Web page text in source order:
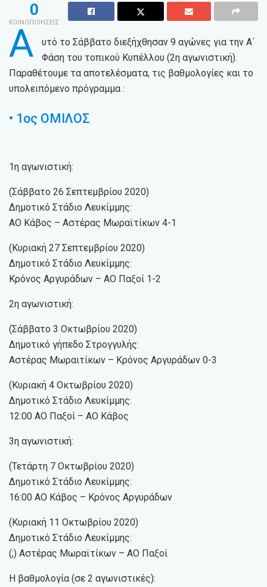
0
ΚΟΙΝΟΠΟΙΗΣΕΙΣ
Α
υτό το Σάββατο διεξήχθησαν 9 αγώνες για την Α΄
Φάση του τοπικού Κυπέλλου (2η αγωνιστική).
Παραθέτουμε τα αποτελέσματα, τις βαθμολογίες και το
υπολειπόμενο πρόγραμμα :
• 1ος ΟΜΙΛΟΣ
1η αγωνιστική:
(Σάββατο 26 Σεπτεμβρίου 2020)
Δημοτικό Στάδιο Λευκίμμης:
ΑΟ Κάβος – Αστέρας Μωραϊτίκων 4-1
(Κυριακή 27 Σεπτεμβρίου 2020)
Δημοτικό Στάδιο Λευκίμμης:
Κρόνος Αργυράδων – ΑΟ Παξοί 1-2
2η αγωνιστική:
(Σάββατο 3 Οκτωβρίου 2020)
Δημοτικό γήπεδο Στρογγυλής:
Αστέρας Μωραιτίκων – Κρόνος Αργυράδων 0-3
(Κυριακή 4 Οκτωβρίου 2020)
Δημοτικό Στάδιο Λευκίμμης:
12:00 ΑΟ Παξοί – ΑΟ Κάβος
3η αγωνιστική:
(Τετάρτη 7 Οκτωβρίου 2020)
Δημοτικό Στάδιο Λευκίμμης:
16:00 ΑΟ Κάβος – Κρόνος Αργυράδων
(Κυριακή 11 Οκτωβρίου 2020)
Δημοτικό Στάδιο Λευκίμμης:
(;) Αστέρας Μωραϊτίκων – ΑΟ Παξοί
Η βαθμολογία (σε 2 αγωνιστικές):